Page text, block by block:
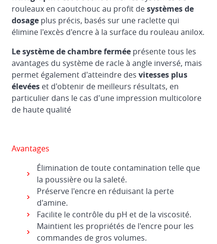
Contrôle
du
pour
les
imprimantes,
les
fendeuses
et
Module
transfert
intermédiaire
rouleaux en caoutchouc au profit desystèmes de
dosage plus précis, basés sur une raclette qui
élimine l'excès d'encre à la surface du rouleau anilox.
Le système de chambre fermée présente tous les
avantages du système de racle à angle inversé, mais
permet également d'atteindre des vitesses plus
élevées et d'obtenir de meilleurs résultats, en
particulier dans le cas d'une impression multicolore
de haute qualité
Avantages
Élimination de toute contamination telle que
la poussière ou la saleté.
Préserve l'encre en réduisant la perte
d'amine.
Facilite le contrôle du pH et de la viscosité.
Maintient les propriétés de l'encre pour les
commandes de gros volumes.